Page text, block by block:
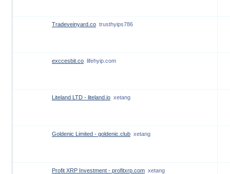
Tradeveinyard.co trusthyips786
exccesbit.co lifehyip.com
Liteland LTD - liteland.io xetang
Goldenic Limited - goldenic.club xetang
Profit XRP Investment - profitxrp.com xetang